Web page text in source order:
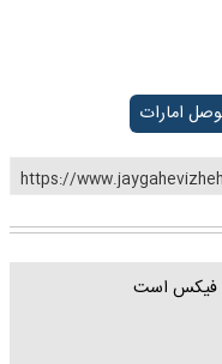
امارات
https://
فیکس است